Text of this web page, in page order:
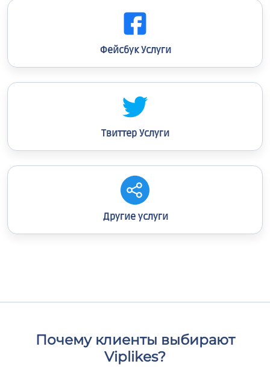
Фейсбук Услуги
Твиттер Услуги
Другие услуги
Почему клиенты выбирают
Viplikes?